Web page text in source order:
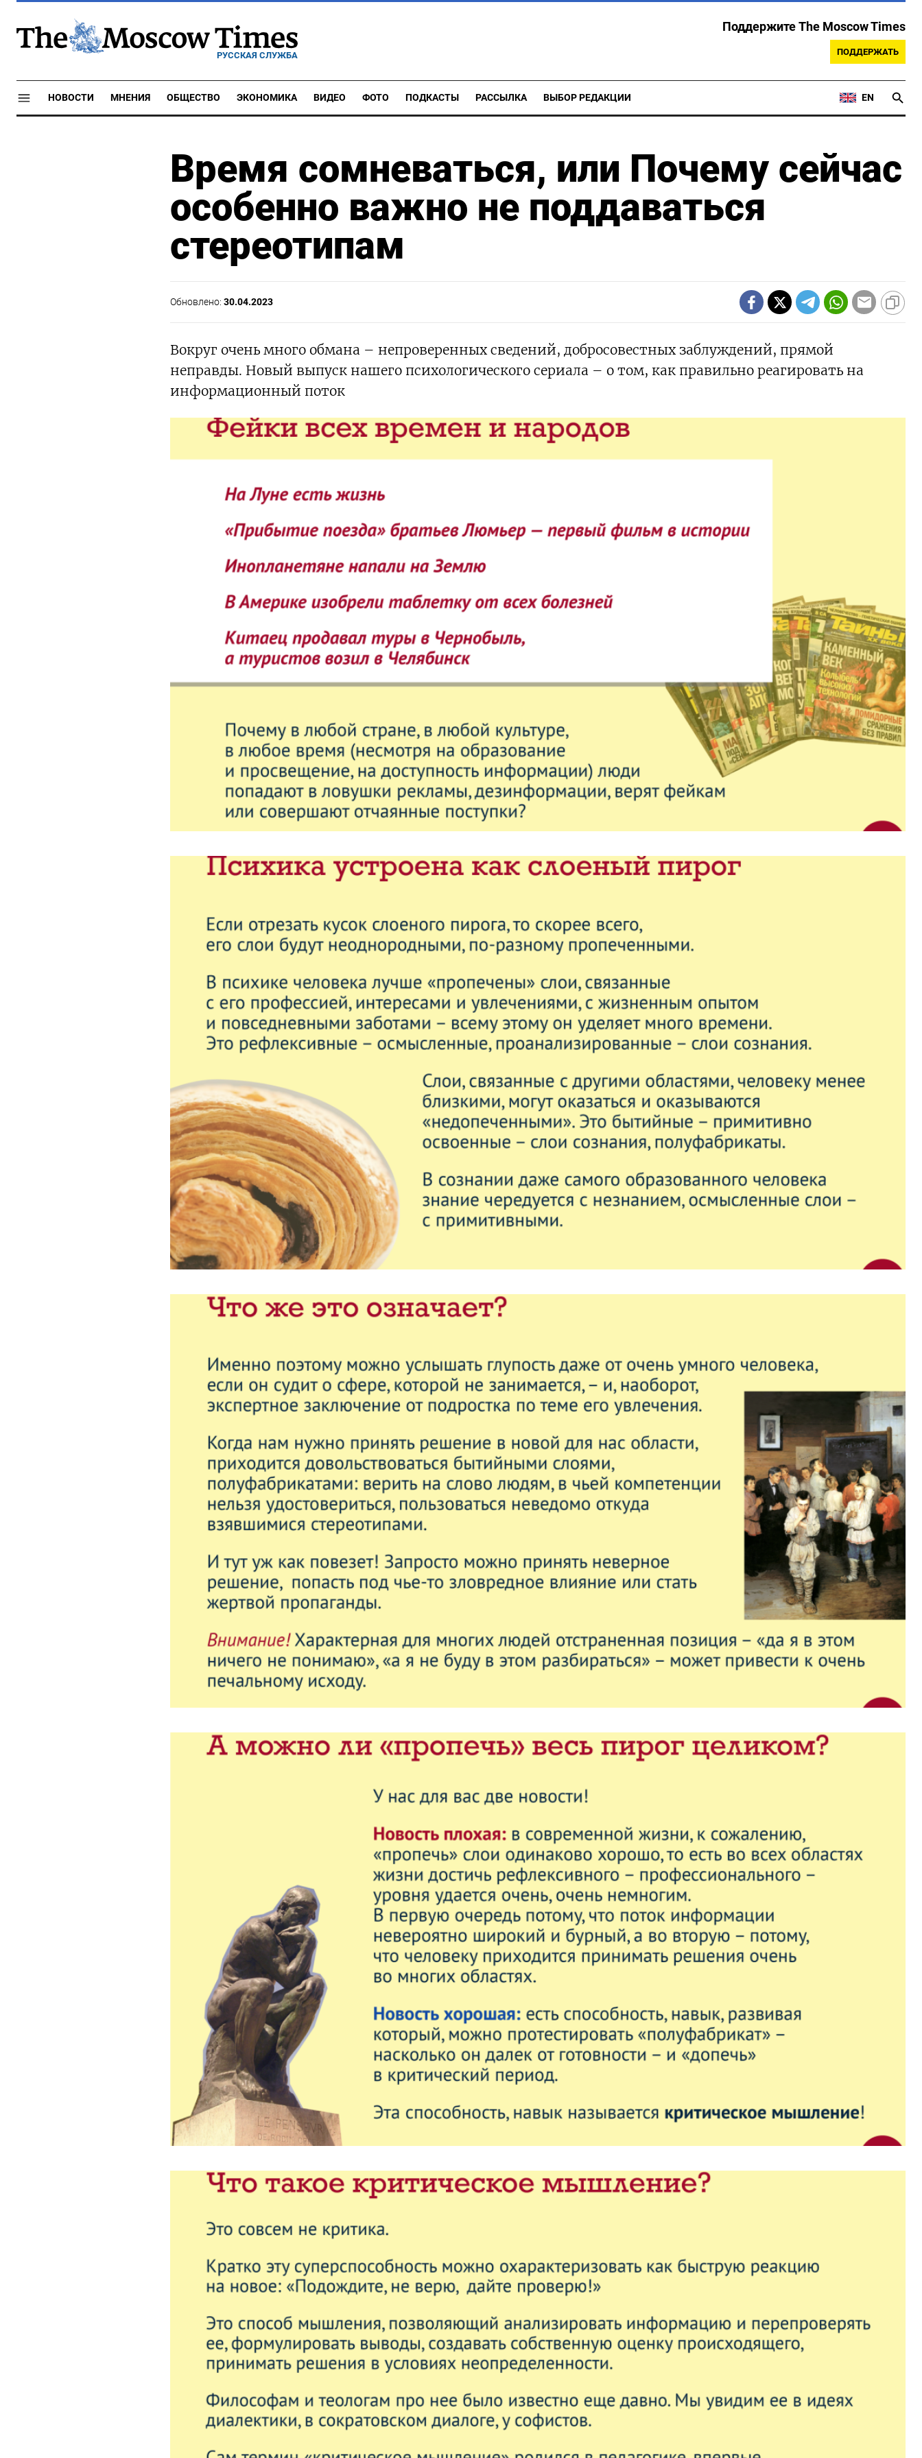
РУССКАЯ СЛУЖБА
Поддержите The Moscow Times
ПОДДЕРЖАТЬ
НОВОСТИ МНЕНИЯ ОБЩЕСТВО ЭКОНОМИКА ВИДЕО ФОТО ПОДКАСТЫ РАССЫЛКА ВЫБОР РЕДАКЦИИ EN
Время сомневаться, или Почему сейчас
особенно важно не поддаваться
стереотипам
Обновлено: 30.04.2023
Вокруг очень много обмана – непроверенных сведений, добросовестных заблуждений, прямой
неправды. Новый выпуск нашего психологического сериала – о том, как правильно реагировать на
информационный поток